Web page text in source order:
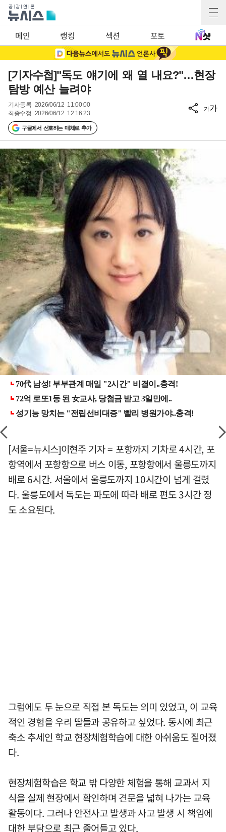
메인 랭킹 섹션 포토
[기자수첩]"독도 얘기에 왜 열 내요?"…현장
탐방 예산 늘려야
기사등록 2026/06/12 11:00:00
최종수정 2026/06/12 12:16:23
구글에서 선호하는 매체로 추가
가가
[서울=뉴시스]이현주 기자 = 포항까지 기차로 4시간, 포
항역에서 포항항으로 버스 이동, 포항항에서 울릉도까지
배로 6시간. 서울에서 울릉도까지 10시간이 넘게 걸렸
다. 울릉도에서 독도는 파도에 따라 배로 편도 3시간 정
도 소요된다.
그럼에도 두 눈으로 직접 본 독도는 의미 있었고, 이 교육
적인 경험을 우리 딸들과 공유하고 싶었다. 동시에 최근
축소 추세인 학교 현장체험학습에 대한 아쉬움도 짙어졌
다.
현장체험학습은 학교 밖 다양한 체험을 통해 교과서 지
식을 실제 현장에서 확인하며 견문을 넓혀 나가는 교육
활동이다. 그러나 안전사고 발생과 사고 발생 시 책임에
대한 부담으로 최근 줄어들고 있다.